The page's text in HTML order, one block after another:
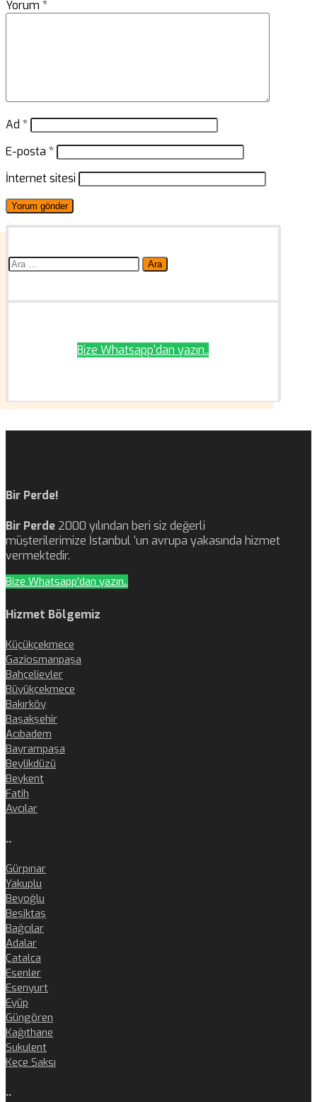
Yorum *
Ad *
E-posta *
İnternet sitesi
Arama:
Bize Whatsapp'dan yazın..
Bir Perde!
Bir Perde 2000 yılından beri siz değerli
müşterilerimize İstanbul ‘un avrupa yakasında hizmet
vermektedir.
Bize Whatsapp'dan yazın..
Hizmet Bölgemiz
Küçükçekmece
Gaziosmanpaşa
Bahçelievler
Büyükçekmece
Bakırköy
Başakşehir
Acıbadem
Bayrampaşa
Beylikdüzü
Beykent
Fatih
Avcılar
..
Gürpınar
Yakuplu
Beyoğlu
Beşiktaş
Bağcılar
Adalar
Çatalca
Esenler
Esenyurt
Eyüp
Güngören
Kağıthane
Sukulent
Keçe Saksı
..